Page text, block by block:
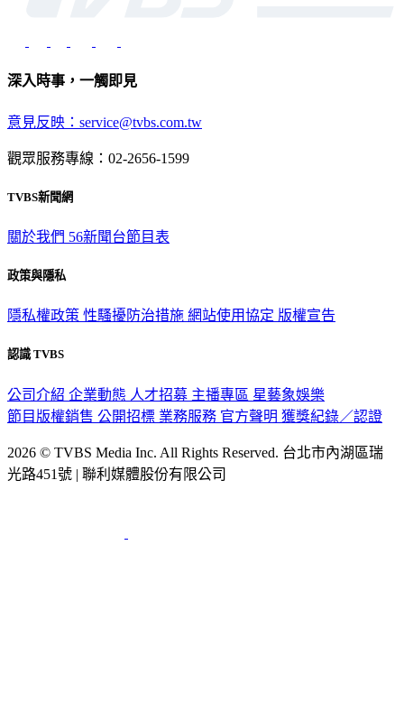
深入時事，一觸即見
意見反映：service@tvbs.com.tw
觀眾服務專線：02-2656-1599
TVBS新聞網
關於我們 56新聞台節目表
政策與隱私
隱私權政策 性騷擾防治措施 網站使用協定 版權宣告
認識 TVBS
公司介紹 企業動態 人才招募 主播專區 星藝象娛樂
節目版權銷售 公開招標 業務服務 官方聲明 獲獎紀錄／認證
2026 © TVBS Media Inc. All Rights Reserved. 台北市內湖區瑞
光路451號 | 聯利媒體股份有限公司